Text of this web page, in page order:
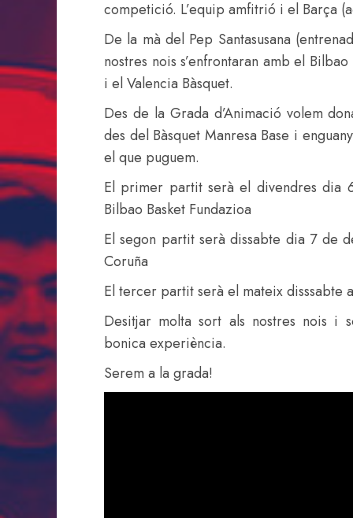
competició. L’equip amfitrió i el Barça
De la mà del Pep Santasusana
nostres nois s’enfrontaran amb el
i el Valencia Bàsquet.
Des de la Grada d’Animació volem
des del Bàsquet Manresa Base i
el que puguem.
El primer partit serà el divendres dia
Bilbao Basket Fundazioa
El segon partit serà dissabte dia 7 de
Coruña
El tercer partit serà el mateix disssabte
Desitjar molta sort als nostres nois i
bonica experiència.
Serem a la grada!